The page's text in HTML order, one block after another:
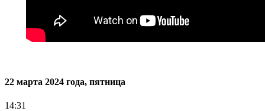
22 марта 2024 года, пятница
14:31